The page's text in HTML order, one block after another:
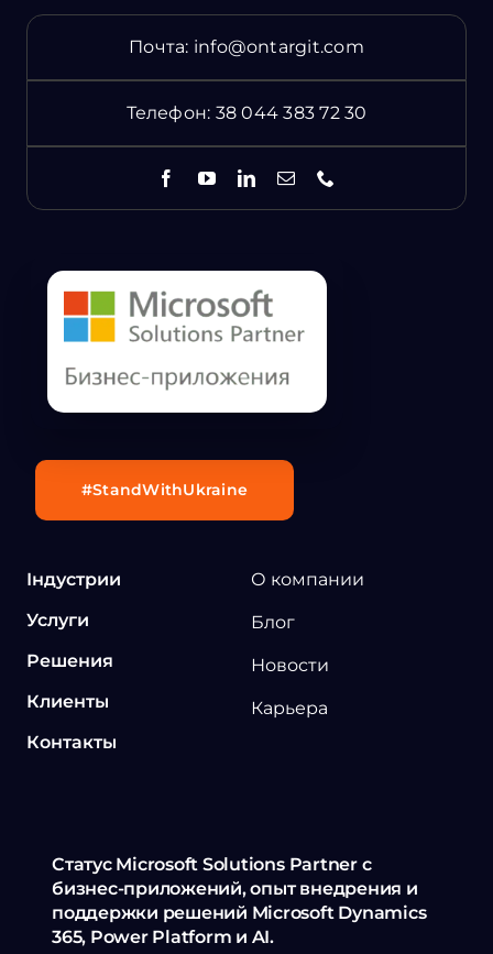
Почта: info@ontargit.com
Телефон: 38 044 383 72 30
Індустрии
Услуги
Решения
Клиенты
Контакты
О компании
Блог
Новости
Карьера
Статус Microsoft Solutions Partner с
бизнес-приложений, опыт внедрения и
поддержки решений Microsoft Dynamics
365, Power Platform и AI.
#StandWithUkraine